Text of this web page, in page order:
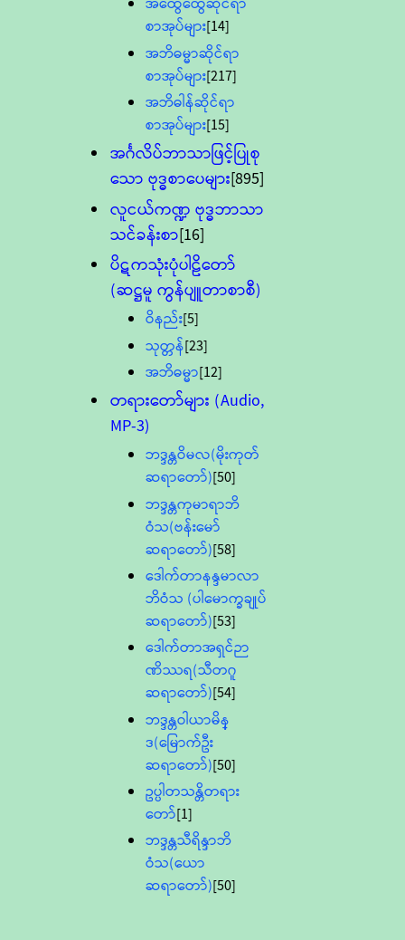
စာအုပ်များ[14]
အဘိဓမ္မာဆိုင်ရာ
စာအုပ်များ[217]
အဘိဓါန်ဆိုင်ရာ
စာအုပ်များ[15]
အင်္ဂလိပ်ဘာသာဖြင့်ပြုစု
သော ဗုဒ္ဓစာပေများ[895]
လူငယ်ကဏ္ဍ ဗုဒ္ဓဘာသာ
သင်ခန်းစာ[16]
ပိဋကသုံးပုံပါဠိတော်
(ဆဋ္ဌမူ ကွန်ပျူတာစာစီ)
ဝိနည်း[5]
သုတ္တန်[23]
အဘိဓမ္မာ[12]
တရားတော်များ (Audio,
MP-3)
ဘဒ္ဒန္တဝိမလ(မိုးကုတ်
ဆရာတော်)[50]
ဘဒ္ဒန္တကုမာရာဘိ
ဝံသ(ဗန်းမော်
ဆရာတော်)[58]
ဒေါက်တာနန္ဒမာလာ
ဘိဝံသ (ပါမောက္ခချုပ်
ဆရာတော်)[53]
ဒေါက်တာအရှင်ဉာ
ဏိဿရ(သီတဂူ
ဆရာတော်)[54]
ဘဒ္ဒန္တဝါယာမိန္
ဒ(မြောက်ဦး
ဆရာတော်)[50]
ဥပ္ပါတသန္တိတရား
တော်[1]
ဘဒ္ဒန္တသီရိန္ဒာဘိ
ဝံသ(ယော
ဆရာတော်)[50]